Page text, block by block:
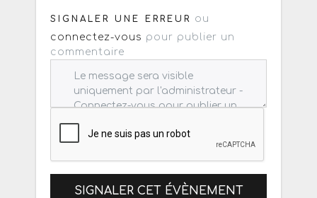
SIGNALER UNE ERREUR
ou
connectez-vous pour publier un
commentaire
SIGNALER CET ÉVÈNEMENT